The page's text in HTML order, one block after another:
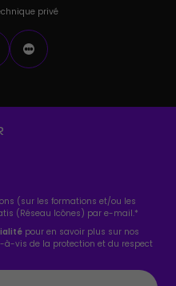
privé
(sur les formations et/ou les
(Réseau Icônes) par e-mail.*
pour en savoir plus sur nos
vis de la protection et du respect